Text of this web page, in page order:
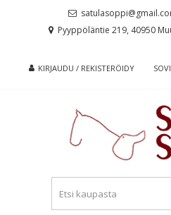
Pyyppöläntie 219, 40950
KIRJAUDU / REKISTERÖIDY